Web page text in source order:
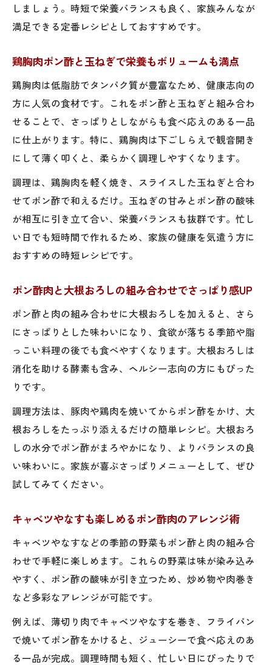
しましょう。時短で栄養バランスも良く、家族みんなが
満足できる定番レシピとしておすすめです。
鶏胸肉ポン酢と玉ねぎで栄養もボリュームも満点
鶏胸肉は低脂肪でタンパク質が豊富なため、健康志向の
方に人気の食材です。これをポン酢と玉ねぎと組み合わ
せることで、さっぱりとしながらも食べ応えのある一品
に仕上がります。特に、鶏胸肉は下ごしらえで観音開き
にして薄く叩くと、柔らかく調理しやすくなります。
調理は、鶏胸肉を軽く焼き、スライスした玉ねぎと合わ
せてポン酢で和えるだけ。玉ねぎの甘みとポン酢の酸味
が相互に引き立て合い、栄養バランスも抜群です。忙し
い日でも短時間で作れるため、家族の健康を気遣う方に
おすすめの時短レシピです。
ポン酢肉と大根おろしの組み合わせでさっぱり感UP
ポン酢と肉の組み合わせに大根おろしを加えると、さら
にさっぱりとした味わいになり、食欲が落ちる季節や脂
っこい料理の後でも食べやすくなります。大根おろしは
消化を助ける酵素も含み、ヘルシー志向の方にもぴった
りです。
調理方法は、豚肉や鶏肉を焼いてからポン酢をかけ、大
根おろしをたっぷり添えるだけの簡単レシピ。大根おろ
しの水分でポン酢がまろやかになり、よりバランスの良
い味わいに。家族が喜ぶさっぱりメニューとして、ぜひ
試してみてください。
キャベツやなすも楽しめるポン酢肉のアレンジ術
キャベツやなすなどの季節の野菜もポン酢と肉の組み合
わせで手軽に楽しめます。これらの野菜は味が染み込み
やすく、ポン酢の酸味が引き立つため、炒め物や肉巻き
など多彩なアレンジが可能です。
例えば、薄切り肉でキャベツやなすを巻き、フライパン
で焼いてポン酢をかけると、ジューシーで食べ応えのあ
る一品が完成。調理時間も短く、忙しい日にぴったりで